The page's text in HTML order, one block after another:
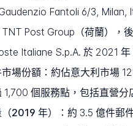
Fantoli 6/3, Milan,
TNT Post Group（荷蘭），
Italiane S.p.A. 於 2021
場份額： 約佔意大利市場
1,700 個服務點，包括直營
2019 年）： 約 3.5 億件郵